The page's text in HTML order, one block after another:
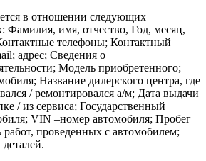
в отношении следующих
Фамилия, имя, отчество, Год, месяц,
телефоны; Контактный
адрес; Сведения о
Модель приобретенного;
Название дилерского центра, где
/ ремонтировался а/м; Дата выдачи
/ из сервиса; Государственный
VIN –номер автомобиля; Пробег
проведенных с автомобилем;